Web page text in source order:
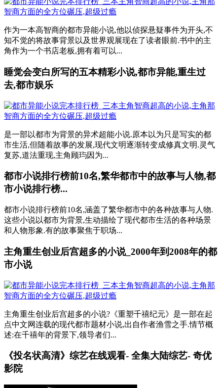
作为一本高智商的都市异能小说,他以侦探悬疑事件为开头,不
知不觉的将故事背景以及世界观展现在了读者眼前.书中的主
角作为一个书店老板,拥有着可以...
睡觉会变白所写的五本精彩小说,都市异能,重生过
去,都市娱乐
是一部以都市为背景的异术超能小说.原本以为只是写实的都
市生活,但随着故事的发展,现代文明逐渐转变成修真文明.灵气
复苏,道法重现,主角顾玙因为...
都市小说排行榜前10名,繁华都市中的故事与人物,都
市小说排行榜...
都市小说排行榜前10名,涵盖了繁华都市中的各种故事与人物.
这些小说以都市为背景,生动描绘了现代都市生活的各种场景
和人物形象.有的故事聚焦于职场...
主角重生创业后宫超多的小说_2000年到2008年的都
市小说
主角重生创业后宫超多的小说?《重塑千禧纪元》是一部在起
点中文网连载的现代都市题材小说,出自作者渔雪之手.情节概
述:在千禧年的背景下,领导者们...
《投名状高清》综艺在线观看- 全集大陆综艺- 奇优
影院